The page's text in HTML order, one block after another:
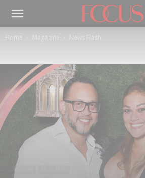
Home Magazine News Flash
Magazine